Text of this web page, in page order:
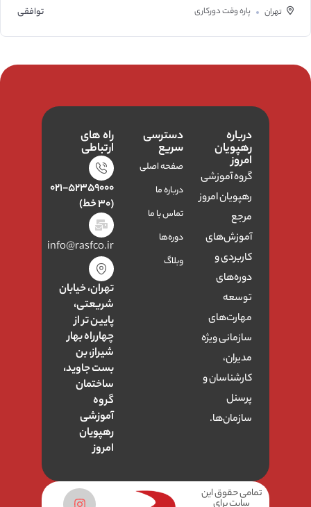
تهران پاره وقتدورکاری توافقی
درباره
رهپویان
امروز
گروه آموزشی
رهپویان امروز
مرجع
آموزش‌های
کاربردی و
دوره‌های
توسعه
مهارت‌های
سازمانی ویژه
مدیران،
کارشناسان و
پرسنل
سازمان‌ها.
دسترسی
سریع
صفحه اصلی
درباره ما
تماس با ما
دوره‌ها
وبلاگ
راه های
ارتباطی
۰۲۱-۵۲۳۵۹۰۰۰
(۳۰ خط)
info@rasfco.ir
تهران، خیابان
شریعتی،
پایین تر از
چهارراه بهار
شیراز، بن
بست جاوید،
ساختمان
گروه
آموزشی
رهپویان
امروز
تمامی حقوق این